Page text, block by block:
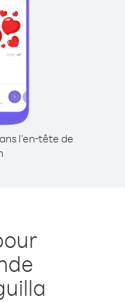
l'en-tête de